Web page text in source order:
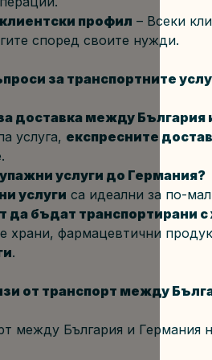
профил – Всеки
според своите нужди.
за транспортните
доставка между България
услуга, експресните
услуги до Германия?
услуги са идеални за по-
да бъдат транспортирани
храни, фармацевтични
.
от транспорт между
между България и Германия